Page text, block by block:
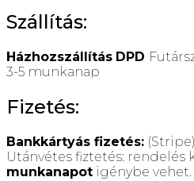
Szállítás:
Házhozszállítás DPD
3-5 munkanap
Fizetés:
Bankkártyás fizetés: (Stripe)
Utánvétes fiztetés: rendelés
munkanapot igénybe vehet.